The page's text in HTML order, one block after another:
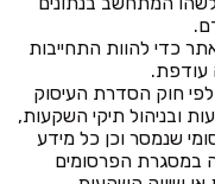
כדי להוות התחייבות
עודפת.
חוק הסדרת העיסוק
ובניהול תיקי השקעות,
פרסומי שנמסר וכן כל מידע
במסגרת הפרסומים